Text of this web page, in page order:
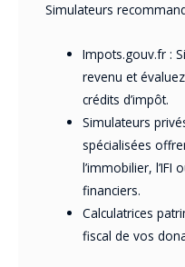
Simulateurs
Impots.gouv.fr :
revenu et
crédits d’impôt.
Simulateurs
spécialisées
l’immobilier, l’IFI
financiers.
Calculatrices
fiscal de vos